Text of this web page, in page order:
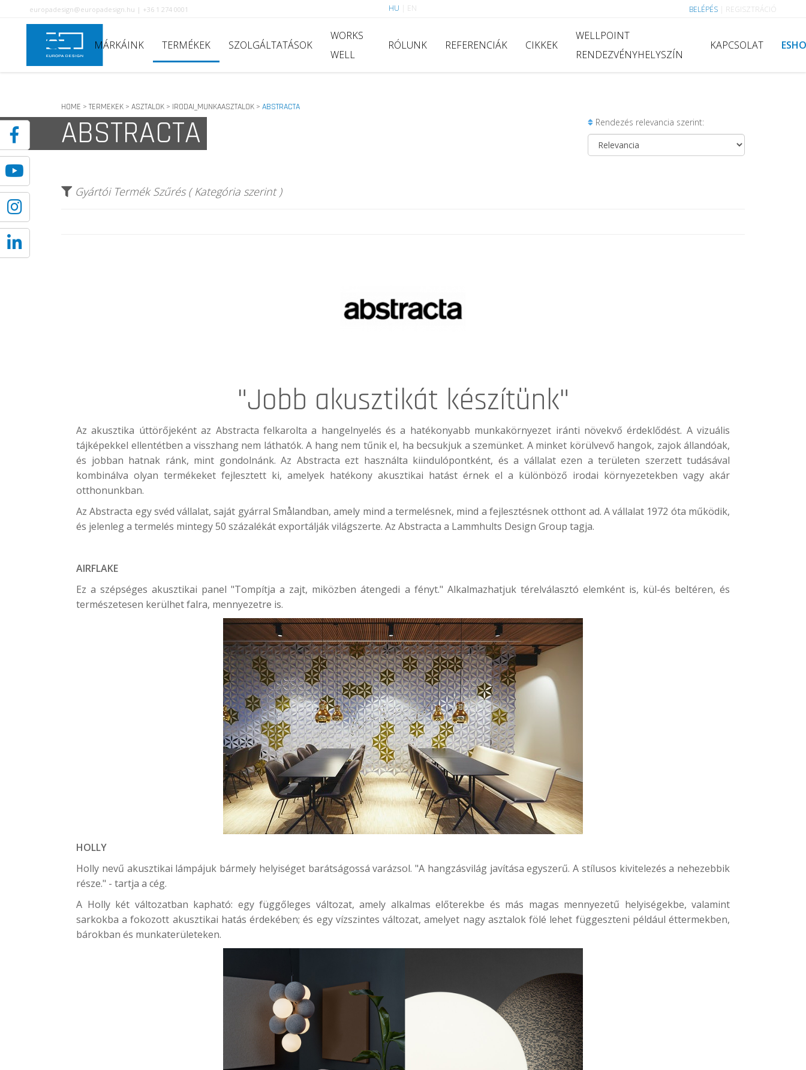
europadesign@europadesign.hu | +36 1 274 0001 HU EN BELÉPÉS REGISZTRÁCIÓ
MÁRKÁINK TERMÉKEK SZOLGÁLTATÁSOK
WORKS
WELL
RÓLUNK REFERENCIÁK CIKKEK
WELLPOINT
RENDEZVÉNYHELYSZÍN
KAPCSOLAT
HOME > TERMEKEK > ASZTALOK > IRODAI_MUNKAASZTALOK > ABSTRACTA
ABSTRACTA Rendezés relevancia szerint:
Gyártói Termék Szűrés ( Kategória szerint )
"Jobb akusztikát készítünk"
Az akusztika úttörőjeként az Abstracta felkarolta a hangelnyelés és a hatékonyabb munkakörnyezet iránti növekvő érdeklődést. A vizuális
tájképekkel ellentétben a visszhang nem láthatók. A hang nem tűnik el, ha becsukjuk a szemünket. A minket körülvevő hangok, zajok állandóak,
és jobban hatnak ránk, mint gondolnánk. Az Abstracta ezt használta kiindulópontként, és a vállalat ezen a területen szerzett tudásával
kombinálva olyan termékeket fejlesztett ki, amelyek hatékony akusztikai hatást érnek el a különböző irodai környezetekben vagy akár
otthonunkban.
Az Abstracta egy svéd vállalat, saját gyárral Smålandban, amely mind a termelésnek, mind a fejlesztésnek otthont ad. A vállalat 1972 óta működik,
és jelenleg a termelés mintegy 50 százalékát exportálják világszerte. Az Abstracta a Lammhults Design Group tagja.
AIRFLAKE
Ez a szépséges akusztikai panel "Tompítja a zajt, miközben átengedi a fényt." Alkalmazhatjuk térelválasztó elemként is, kül-és beltéren, és
természetesen kerülhet falra, mennyezetre is.
HOLLY
Holly nevű akusztikai lámpájuk bármely helyiséget barátságossá varázsol. "A hangzásvilág javítása egyszerű. A stílusos kivitelezés a nehezebbik
része." - tartja a cég.
A Holly két változatban kapható: egy függőleges változat, amely alkalmas előterekbe és más magas mennyezetű helyiségekbe, valamint
sarkokba a fokozott akusztikai hatás érdekében; és egy vízszintes változat, amelyet nagy asztalok fölé lehet függeszteni például éttermekben,
bárokban és munkaterületeken.